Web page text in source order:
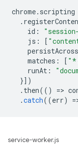
chrome. scripting
.
id :
js : [
matches : [
runAt :
}])
. then(() =>
.catch((err) =
service-worker.js